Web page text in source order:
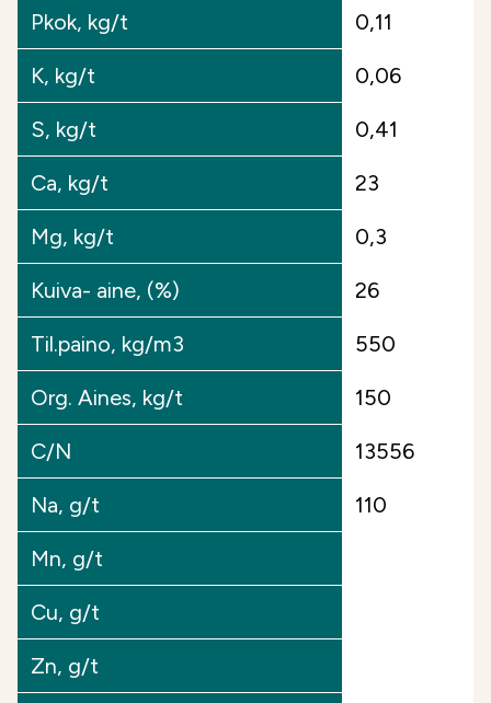
Pkok, kg/t 0,11
K, kg/t 0,06
S, kg/t 0,41
Ca, kg/t 23
Mg, kg/t 0,3
Kuiva- aine, (%) 26
Til.paino, kg/m3 550
Org. Aines, kg/t 150
C/N 13556
Na, g/t 110
Mn, g/t
Cu, g/t
Zn, g/t